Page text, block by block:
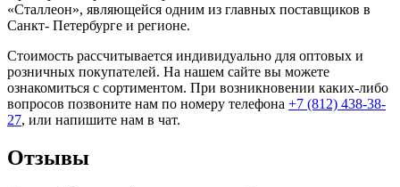
«Сталлеон», являющейся одним из главных поставщиков в
Санкт- Петербурге и регионе.
Стоимость рассчитывается индивидуально для оптовых и
розничных покупателей. На нашем сайте вы можете
ознакомиться с сортиментом. При возникновении каких-либо
вопросов позвоните нам по номеру телефона +7 (812) 438-38-
27, или напишите нам в чат.
Отзывы